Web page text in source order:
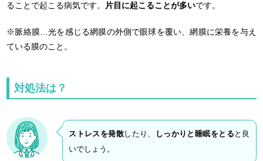
ることで起こる病気です。 片目に起こることが多いです。
※脈絡膜…光を感じる網膜の外側で眼球を覆い、網膜に栄養を与え
ている膜のこと。
対処法は？
ストレスを発散したり、 しっかりと睡眠をとる と良
いでしょう。